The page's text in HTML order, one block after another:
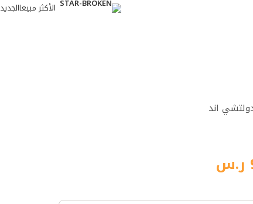
الأكثر مبيعاالجديد
اند
ر.س